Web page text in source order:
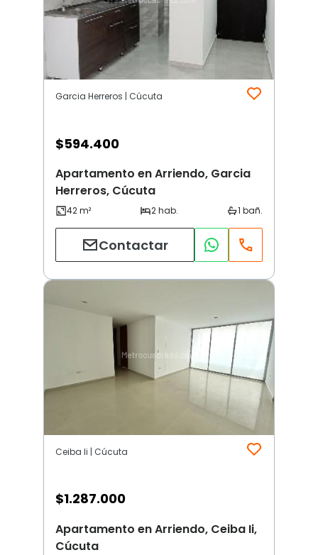
Garcia Herreros | Cúcuta
$594.400
Apartamento en Arriendo, Garcia
Herreros, Cúcuta
Contactar
Ceiba Ii | Cúcuta
$1.287.000
Apartamento en Arriendo, Ceiba Ii,
Cúcuta